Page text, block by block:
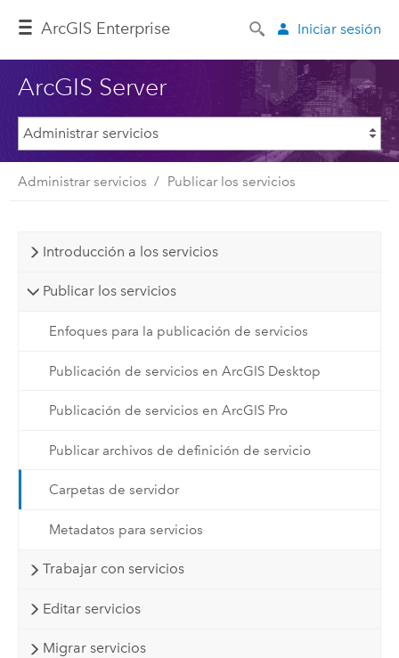
ArcGIS Enterprise Iniciar sesión
ArcGIS Server
Administrar servicios Publicar los servicios
Introducción a los servicios
Publicar los servicios
Enfoques para la publicación de servicios
Publicación de servicios en ArcGIS Desktop
Publicación de servicios en ArcGIS Pro
Publicar archivos de definición de servicio
Carpetas de servidor
Metadatos para servicios
Trabajar con servicios
Editar servicios
Migrar servicios